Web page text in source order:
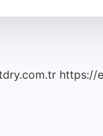
https://